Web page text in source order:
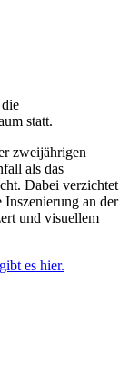
statt.
zweijährigen
als das
Dabei verzichtet
Inszenierung an der
und visuellem
es hier.